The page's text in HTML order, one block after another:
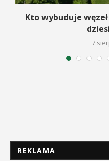
Kto wybuduje węzeł
7
REKLAMA